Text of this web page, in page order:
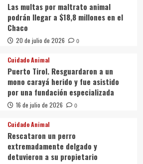
Las multas por maltrato animal
podrán llegar a $18,8 millones en el
Chaco
20 de julio de 2026 0
Cuidado Animal
Puerto Tirol. Resguardaron a un
mono carayá herido y fue asistido
por una fundación especializada
16 de julio de 2026 0
Cuidado Animal
Rescataron un perro
extremadamente delgado y
detuvieron a su propietario